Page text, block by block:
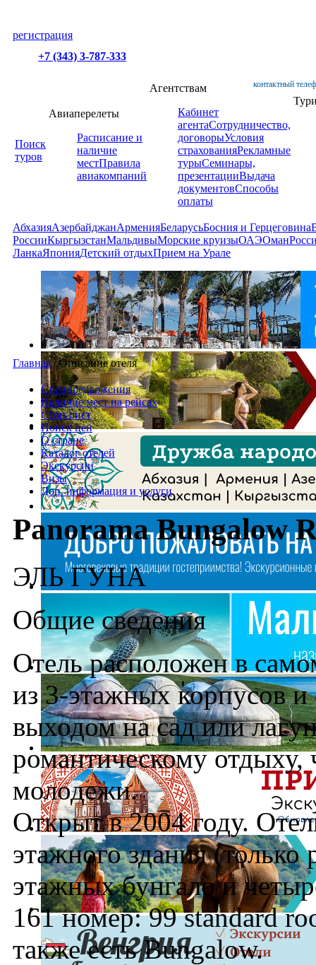
регистрация
+7 (343) 3-787-333
контактный
Поиск
туров
Авиаперелеты
Расписание и
наличие
местПравила
авиакомпаний
Агентствам
Кабинет
агентаСотрудничество,
договорыУсловия
страхованияРекламные
турыСеминары,
презентацииВыдача
документовСпособы
оплаты
АбхазияАзербайджанАрменияБеларусьБосния и Герцеговина
РоссииКыргызстанМальдивыМорские круизыОАЭОман
ЛанкаЯпонияДетский отдыхПрием на Урале
Главная /Описание отеля
Спецпредложения
Наличие мест на рейсах
Стоп-лист
Поиск цен
О стране
Каталог отелей
Экскурсии
Визы
Доп. информация и услуги
Panorama Bungalow
ЭЛЬ ГУНА
Общие сведения
Отель расположен в
из 3-этажных корпусов
выходом на сад или
романтическому отдыху,
молодежи.
Открыт в 2004 году.
этажного здания
этажных бунгало и
161 номер: 99 standard
также есть Bungalow.